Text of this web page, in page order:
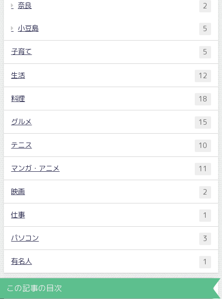
奈良 2
小豆島 5
子育て 5
生活 12
料理 18
グルメ 15
テニス 10
マンガ・アニメ 11
映画 2
仕事 1
パソコン 3
有名人 1
この記事の目次